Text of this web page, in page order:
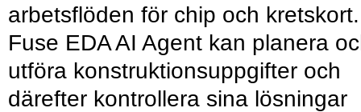
arbetsflöden för chip och kretskort.
Fuse EDA AI Agent kan planera
utföra konstruktionsuppgifter och
därefter kontrollera sina lösningar